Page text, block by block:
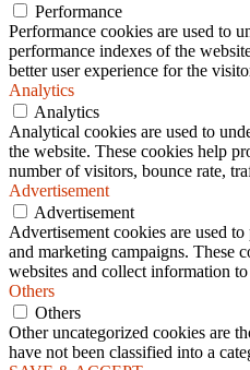
Performance
Performance cookies are used to
performance indexes of the
better user experience for the
Analytics
Analytics
Analytical cookies are used to
the website. These cookies help
number of visitors, bounce rate,
Advertisement
Advertisement
Advertisement cookies are used
and marketing campaigns. These
websites and collect information
Others
Others
Other uncategorized cookies are
have not been classified into a